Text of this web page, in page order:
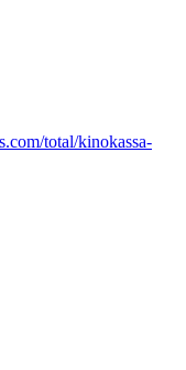
total/kinokassa-